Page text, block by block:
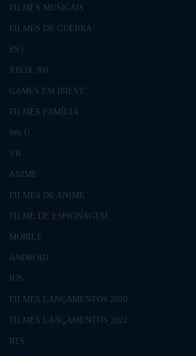
FILMES MUSICAIS
FILMES DE GUERRA
PS3
XBOX 360
GAMES EM BREVE
FILMES FAMÍLIA
Wii U
VR
ANIME
FILMES DE ANIME
FILME DE ESPIONAGEM
MOBILE
ANDROID
IOS
FILMES LANÇAMENTOS 2020
FILMES LANÇAMENTOS 2021
RTS